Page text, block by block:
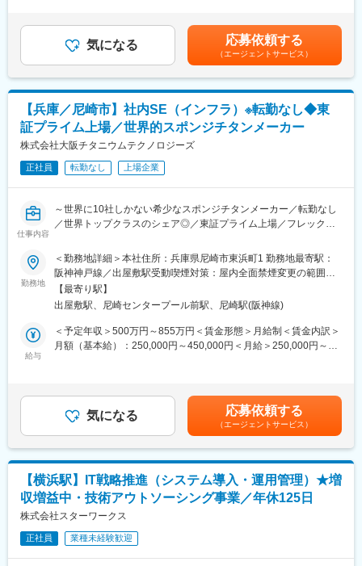
し、その運用にも携わります。不正アクセスや情報漏洩リスク等
に対する具体的対策を実施していきます。
■休暇について：
有給の他に、入社直後から使用できるウェルカム休暇・年3回のリ
フレッシュ休暇など、ワークライフバランスが充実しています。
■当社について：
当社は1980年設立の独立系SIerとして、メーカーや製品に縛られ
ない多種多様なソリューションを幅広い業界のお客様に提供し、
高い評価と信頼を築いてきました。2013年には米シリコンバレ
ー、2016年にはカナダに子会社を設立し、グローバル展開を加
グループ全体の経営戦略を牽引します。安定した経営基盤と、常
に新しい挑戦を続ける企業文化が特徴です。
変更の範囲：会社の定める業務
実績：業績に応じて支給賃金はあくまでも目安の金額であり、選
考を通じて上下する可能性があります。月給(月額)は固定手当を含
めた表記です。
気になる 応募依頼する
（エージェントサービス）
【兵庫／尼崎市】社内SE（インフラ）※転勤なし◆東
証プライム上場／世界的スポンジチタンメーカー
株式会社大阪チタニウムテクノロジーズ
正社員 転勤なし 上場企業
仕事内容
～世界に10社しかない希少なスポンジチタンメーカー／転勤なし
／世界トップクラスのシェア◎／東証プライム上場／フレックス
■職務内容：
当社の社内SEとして主にインフラシステムに関わる業務を担当し
て頂きます。
■業務詳細
仮想基盤システムの更新工事、運用保守業務をお任せいたしま
※仮想基盤システムの役割…メール、セキュリティ、販売、製造、
生産管理、品質保証、購買等、社内システムの内、90％のシステ
■組織構成：
管理職2名（部長／60代、グループ長／50代）、副長1名（40
代）、主任2名（40代）
一般8名（60代／1名、40代／3名、30代／3名、20代／1名）、派
遣3名
■働き方
勤務地
＜勤務地詳細＞本社住所：兵庫県尼崎市東浜町1 勤務地最寄駅：
阪神神戸線／出屋敷駅受動喫煙対策：屋内全面禁煙変更の範囲：
会社の定める事業所
【最寄り駅】
出屋敷駅、尼崎センタープール前駅、尼崎駅(阪神線)
給与
＜予定年収＞500万円～855万円＜賃金形態＞月給制＜賃金内訳＞
月額（基本給）：250,000円～450,000円＜月給＞250,000円～
可能性があります。月給(月額)は固定手当を含めた表記です。
気になる 応募依頼する
（エージェントサービス）
【横浜駅】IT戦略推進（システム導入・運用管理）★増
収増益中・技術アウトソーシング事業／年休125日
株式会社スターワークス
正社員 業種未経験歓迎